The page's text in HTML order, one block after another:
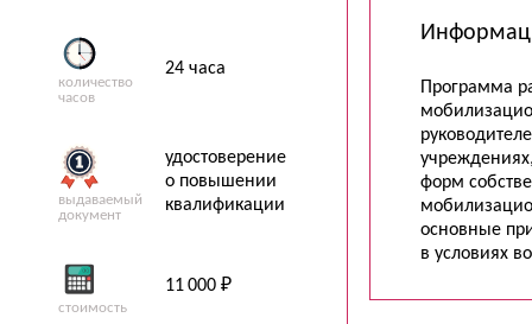
Программа
форм
основные
в условиях
количество
часов
24 часа
выдаваемый
документ
удостоверение
о повышении
квалификации
стоимость
11 000 ₽